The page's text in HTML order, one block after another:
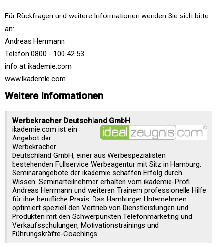
Für Rückfragen und weitere Informationen wenden Sie sich bitte
an:
Andreas Herrmann
Telefon 0800 - 100 42 53
info at ikademie.com
www.ikademie.com
Weitere Informationen
Werbekracher Deutschland GmbH
ikademie.com ist ein
Angebot der
Werbekracher
Deutschland GmbH, einer aus Werbespezialisten
bestehenden Fullservice Werbeagentur mit Sitz in Hamburg.
Seminarangebote der ikademie schaffen Erfolg durch
Wissen. Seminarteilnehmer erhalten vom ikademie-Profi
Andreas Herrmann und weiteren Trainern professionelle Hilfe
für ihre berufliche Praxis. Das Hamburger Unternehmen
optimiert speziell den Vertrieb von Dienstleistungen und
Produkten mit den Schwerpunkten Telefonmarketing und
Verkaufsschulungen, Motivationstrainings und
Führungskräfte-Coachings.